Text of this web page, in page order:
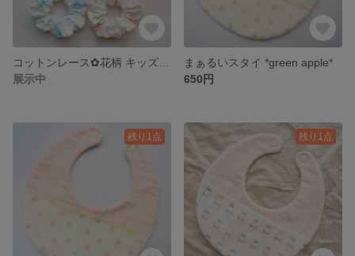
展示中
まぁるいスタイ *green apple*
650円
残り1点 残り1点